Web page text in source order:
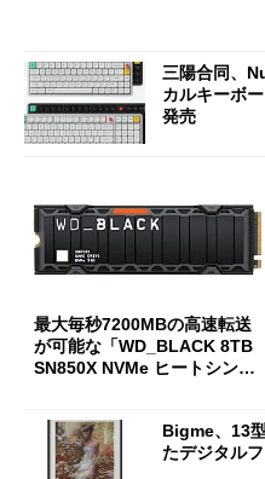
三陽合同、
カルキーボ
発売
最大毎秒7200MBの高速転送
が可能な「WD_BLACK 8TB
SN850X NVMe ヒートシンク
Bigme、13
たデジタル